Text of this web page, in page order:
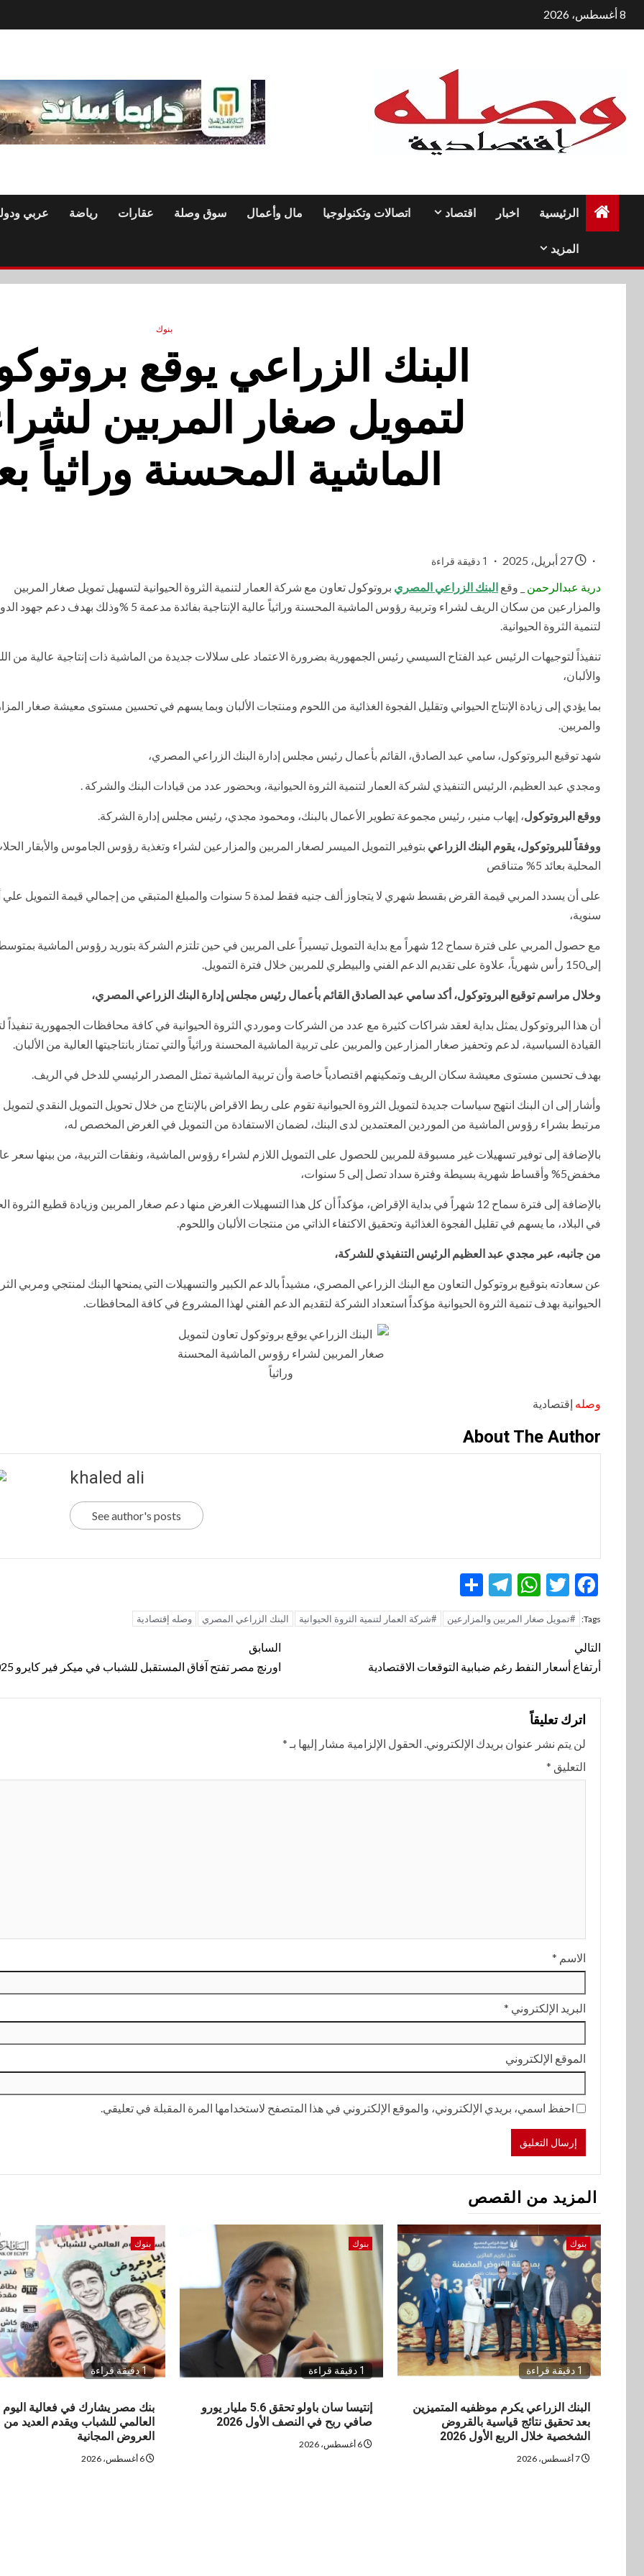
التجاوز
إلى
8 أغسطس، 2026
الرئيسية اخبار اقتصاد اتصالات وتكنولوجيا مال وأعمال سوق وصلة عقارات رياضة عربي
المزيد
بنوك
البنك الزراعي يوقع
لتمويل صغار المربين
الماشية المحسنة وراثياً
1 دقيقة قراءة
درية عبدالرحمن _ وقع البنك الزراعي المصري بروتوكول تعاون مع شركة العمار لتنمية الثروة الحيوانية لتسهيل تمويل صغار المربين
والمزارعين من سكان الريف لشراء وتربية رؤوس الماشية المحسنة وراثياً عالية الإنتاجية بفائدة مدعمة 5 %وذلك بهدف دعم
لتنمية الثروة الحيوانية.
تنفيذاً لتوجيهات الرئيس عبد الفتاح السيسي رئيس الجمهورية بضرورة الاعتماد على سلالات جديدة من الماشية ذات إنتاجية عالية من
والألبان،
بما يؤدي إلى زيادة الإنتاج الحيواني وتقليل الفجوة الغذائية من اللحوم ومنتجات الألبان وبما يسهم في تحسين مستوى معيشة صغار
والمربين.
شهد توقيع البروتوكول، سامي عبد الصادق، القائم بأعمال رئيس مجلس إدارة البنك الزراعي المصري،
ومجدي عبد العظيم، الرئيس التنفيذي لشركة العمار لتنمية الثروة الحيوانية، وبحضور عدد من قيادات البنك والشركة .
ووقع البروتوكول، إيهاب منير، رئيس مجموعة تطوير الأعمال بالبنك، ومحمود مجدي، رئيس مجلس إدارة الشركة.
ووفقاً للبروتوكول، يقوم البنك الزراعي بتوفير التمويل الميسر لصغار المربين والمزارعين لشراء وتغذية رؤوس الجاموس والأبقار
المحلية بعائد 5% متناقص
على أن يسدد المربي قيمة القرض بقسط شهري لا يتجاوز ألف جنيه فقط لمدة 5 سنوات والمبلغ المتبقي من إجمالي قيمة
سنوية،
إلى150 رأس شهرياً، علاوة على تقديم الدعم الفني والبيطري للمربين خلال فترة التمويل.
وخلال مراسم توقيع البروتوكول، أكد سامي عبد الصادق القائم بأعمال رئيس مجلس إدارة البنك الزراعي المصري،
أن هذا البروتوكول يمثل بداية لعقد شراكات كثيرة مع عدد من الشركات وموردي الثروة الحيوانية في كافة محافظات الجمهورية تنفيذاً
القيادة السياسية، لدعم وتحفيز صغار المزارعين والمربين على تربية الماشية المحسنة وراثياً والتي تمتاز بانتاجيتها العالية من الألبان.
بهدف تحسين مستوى معيشة سكان الريف وتمكينهم اقتصادياً خاصة وأن تربية الماشية تمثل المصدر الرئيسي للدخل في الريف.
وأشار إلى ان البنك انتهج سياسات جديدة لتمويل الثروة الحيوانية تقوم على ربط الاقراض بالإنتاج من خلال تحويل التمويل النقدي
مرتبط بشراء رؤوس الماشية من الموردين المعتمدين لدى البنك، لضمان الاستفادة من التمويل في الغرض المخصص له،
بالإضافة إلى توفير تسهيلات غير مسبوقة للمربين للحصول على التمويل اللازم لشراء رؤوس الماشية، ونفقات التربية، من بينها سعر
مخفض5% وأقساط شهرية بسيطة وفترة سداد تصل إلى 5 سنوات،
بالإضافة إلى فترة سماح 12 شهراً في بداية الإقراض، مؤكداً أن كل هذا التسهيلات الغرض منها دعم صغار المربين وزيادة قطيع الثروة
في البلاد، ما يسهم في تقليل الفجوة الغذائية وتحقيق الاكتفاء الذاتي من منتجات الألبان واللحوم.
من جانبه، عبر مجدي عبد العظيم الرئيس التنفيذي للشركة،
عن سعادته بتوقيع بروتوكول التعاون مع البنك الزراعي المصري، مشيداً بالدعم الكبير والتسهيلات التي يمنحها البنك لمنتجي ومربي
الحيوانية بهدف تنمية الثروة الحيوانية مؤكداً استعداد الشركة لتقديم الدعم الفني لهذا المشروع في كافة المحافظات.
وصله إقتصادية
About The Author
khaled ali
See author's posts
Facebook
Twitter
WhatsApp
Telegram
Tags: #تمويل صغار المربين والمزارعين #شركة العمار لتنمية الثروة الحيوانية البنك الزراعي المصري وصله إقتصادية
تنقل
المقالة
السابق
اورنچ مصر تفتح آفاق المستقبل للشباب في ميكر فير كايرو 2025
التالي
أرتفاع أسعار النفط رغم ضبابية التوقعات الاقتصادية
اترك تعليقاً
لن يتم نشر عنوان بريدك الإلكتروني. الحقول الإلزامية مشار إليها بـ *
التعليق *
الاسم *
البريد الإلكتروني *
الموقع الإلكتروني
احفظ اسمي، بريدي الإلكتروني، والموقع الإلكتروني في هذا المتصفح لاستخدامها المرة المقبلة في تعليقي.
المزيد من القصص
بنوك
1 دقيقة قراءة
البنك الزراعي يكرم موظفيه المتميزين
بعد تحقيق نتائج قياسية بالقروض
الشخصية خلال الربع الأول 2026
بنوك
1 دقيقة قراءة
إنتيسا سان باولو تحقق 5.6 مليار يورو
صافي ربح في النصف الأول 2026
6 أغسطس، 2026
بنوك
1 دقيقة قراءة
بنك مصر يشارك في فعالية اليوم
العالمي للشباب ويقدم العديد من
العروض المجانية
6 أغسطس، 2026